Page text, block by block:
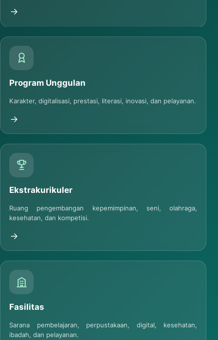
Program Unggulan
Karakter, digitalisasi, prestasi, literasi, inovasi, dan pelayanan.
Ekstrakurikuler
Ruang pengembangan kepemimpinan, seni, olahraga,
kesehatan, dan kompetisi.
Fasilitas
Sarana pembelajaran, perpustakaan, digital, kesehatan,
ibadah, dan pelayanan.